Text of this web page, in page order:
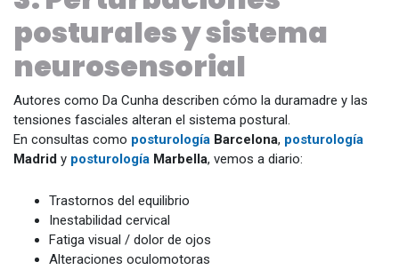
posturales y sistema
neurosensorial
Autores como Da Cunha describen cómo la duramadre y las
tensiones fasciales alteran el sistema postural.
En consultas como posturología Barcelona, posturología
Madrid y posturología Marbella, vemos a diario:
Trastornos del equilibrio
Inestabilidad cervical
Fatiga visual / dolor de ojos
Alteraciones oculomotoras